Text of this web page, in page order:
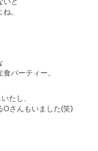
。
パーティー。
たし、
Oさんもいました(笑)